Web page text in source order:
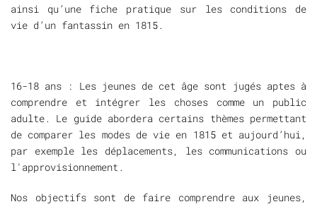
ainsi qu’une fiche pratique sur les conditions de
vie d’un fantassin en 1815.
16-18 ans : Les jeunes de cet âge sont jugés aptes à
comprendre et intégrer les choses comme un public
adulte. Le guide abordera certains thèmes permettant
de comparer les modes de vie en 1815 et aujourd’hui,
par exemple les déplacements, les communications ou
l'approvisionnement.
Nos objectifs sont de faire comprendre aux jeunes,